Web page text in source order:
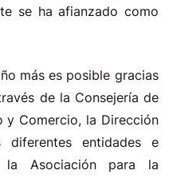
se ha afianzado como
más es posible gracias
de la Consejería de
y Comercio, la Dirección
entidades e
la Asociación para la